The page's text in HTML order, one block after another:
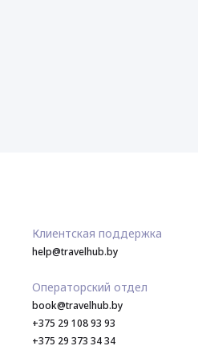
Клиентская поддержка
help@travelhub.by
Операторский отдел
book@travelhub.by
+375 29 108 93 93
+375 29 373 34 34